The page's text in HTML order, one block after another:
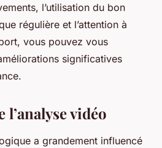
l’utilisation du bon
régulière et l’attention à
vous pouvez vous
significatives
vidéo
a grandement influencé